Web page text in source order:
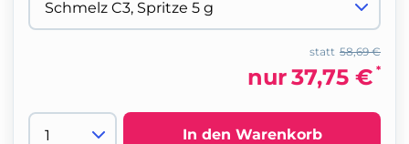
58,69 €
statt
nur37,75 € *
In den Warenkorb